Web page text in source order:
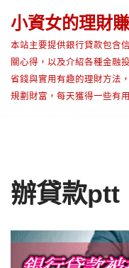
Skip
to
content
小資女的理財
本站主要提供銀行貸款包含
關心得，以及介紹各種金融
省錢與實用有趣的理財方法
規劃財富，每天獲得一些有
辦貸款ptt